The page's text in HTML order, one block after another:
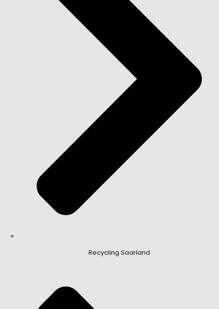
Recycling Saarland